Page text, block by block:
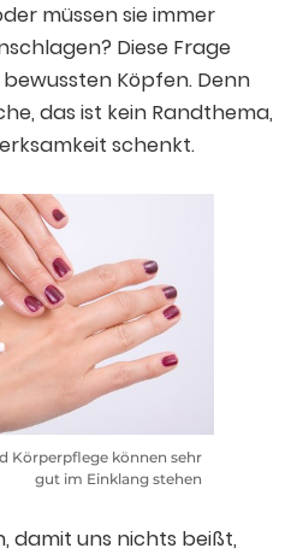
müssen sie immer
Diese Frage
Köpfen. Denn
das ist kein Randthema,
schenkt.
Körperpflege können sehr
gut im Einklang stehen
damit uns nichts beißt,